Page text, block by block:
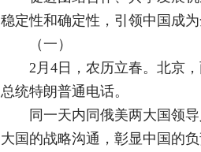
稳定性和确定性，引领中国成
（一）
2月4日，农历立春。北京
总统特朗普通电话。
同一天内同俄美两大国领
大国的战略沟通，彰显中国的负